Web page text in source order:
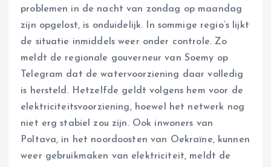
problemen in de nacht van zondag op maandag
zijn opgelost, is onduidelijk. In sommige regio’s lijkt
de situatie inmiddels weer onder controle. Zo
meldt de regionale gouverneur van Soemy op
Telegram dat de watervoorziening daar volledig
is hersteld. Hetzelfde geldt volgens hem voor de
elektriciteitsvoorziening, hoewel het netwerk nog
niet erg stabiel zou zijn. Ook inwoners van
Poltava, in het noordoosten van Oekraïne, kunnen
weer gebruikmaken van elektriciteit, meldt de